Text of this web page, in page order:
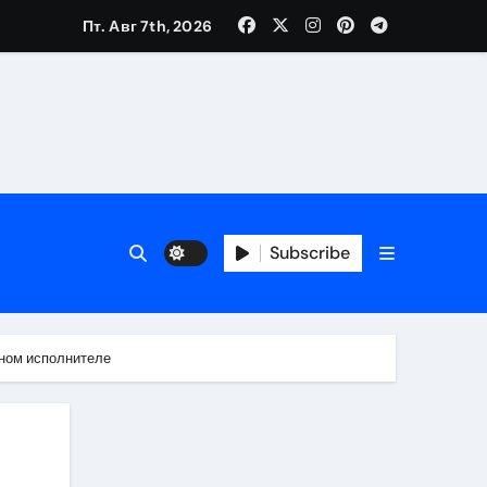
Пт. Авг 7th, 2026
Subscribe
исполнителе